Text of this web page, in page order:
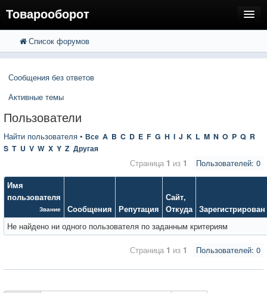
Товарооборот
FAQ
Вход
Расширенный поиск
Список форумов
Сообщения без ответов
Активные темы
Пользователи
Найти пользователя • Все A B C D E F G H I J K L M N O P Q R
S T U V W X Y Z Другая
Пользователей: 0
Страница 1 из 1
Имя
пользователя
Звание Сообщения Репутация
Сайт,
Откуда Зарегистрирован
Не найдено ни одного пользователя по заданным критериям
Пользователей: 0
Страница 1 из 1